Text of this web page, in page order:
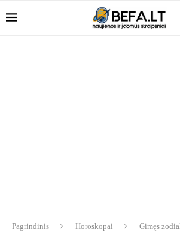
Pagrindinis Horoskopai
Gimęs